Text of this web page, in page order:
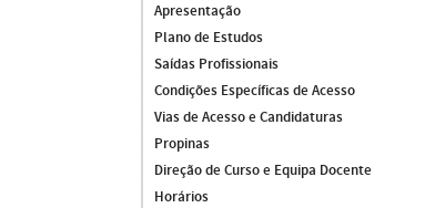
Apresentação
Plano de Estudos
Saídas Profissionais
Condições Específicas de Acesso
Vias de Acesso e Candidaturas
Propinas
Direção de Curso e Equipa Docente
Horários